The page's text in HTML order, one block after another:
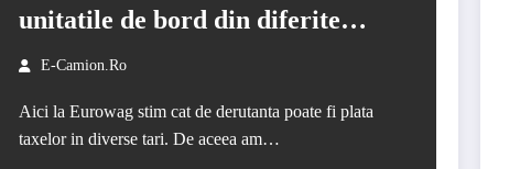
unitatile de bord din diferite
state europene
E-Camion.ro
Aici la Eurowag stim cat de derutanta poate fi plata
taxelor in diverse tari. De aceea am…